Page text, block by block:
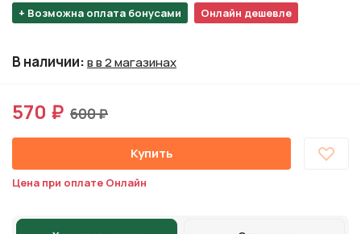
+ Возможна оплата бонусами Онлайн дешевле
В наличии:в в 2 магазинах
570 ₽ 600 ₽
Купить
Цена при оплате Онлайн